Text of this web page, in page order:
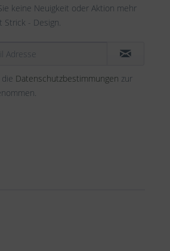
keine Neuigkeit oder Aktion mehr
Strick - Design.
Datenschutzbestimmungen zur